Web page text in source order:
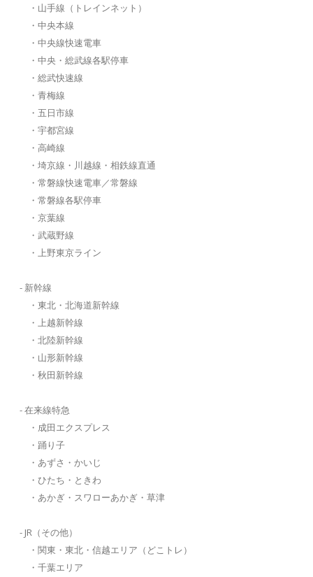
・山手線（トレインネット）
・中央本線
・中央線快速電車
・中央・総武線各駅停車
・総武快速線
・青梅線
・五日市線
・宇都宮線
・高崎線
・埼京線・川越線・相鉄線直通
・常磐線快速電車／常磐線
・常磐線各駅停車
・京葉線
・武蔵野線
・上野東京ライン
- 新幹線
・東北・北海道新幹線
・上越新幹線
・北陸新幹線
・山形新幹線
・秋田新幹線
- 在来線特急
・成田エクスプレス
・踊り子
・あずさ・かいじ
・ひたち・ときわ
・あかぎ・スワローあかぎ・草津
- JR（その他）
・関東・東北・信越エリア（どこトレ）
・千葉エリア